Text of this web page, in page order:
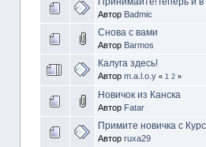
Автор Badmic
Снова с вами
Автор Barmos
Калуга здесь!
Автор m.a.l.o.y « 1 2»
Новичок из Канска
Автор Fatar
Примите новичка с
Автор ruxa29